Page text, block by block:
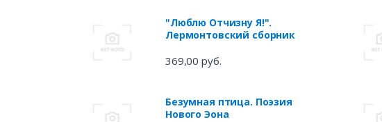
"Люблю Отчизну Я!".
Лермонтовский сборник
369,00 руб.
Безумная птица. Поэзия
Нового Эона